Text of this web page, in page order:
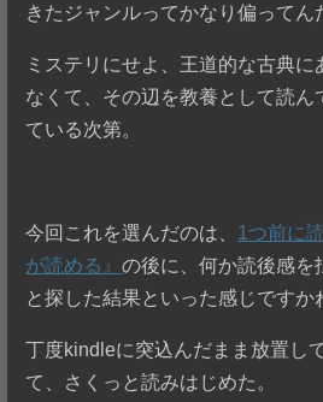
きたジャンルってかなり偏ってん
ミステリにせよ、王道的な古典
なくて、その辺を教養として読ん
ている次第。
今回これを選んだのは、 1つ前に
が読める』の後に、何か読後感を
と探した結果といった感じですか
丁度kindleに突込んだまま放置し
て、さくっと読みはじめた。